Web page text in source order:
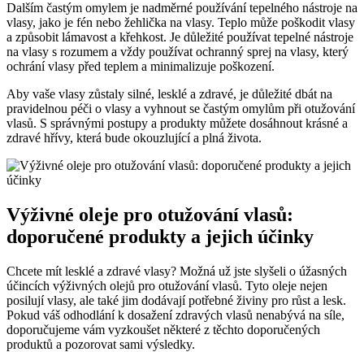
Dalším častým omylem je nadměrné používání tepelného nástroje na
vlasy, jako je fén nebo žehlička na vlasy. Teplo může poškodit vlasy
a způsobit lámavost a křehkost. Je důležité používat tepelné nástroje
na vlasy s rozumem a vždy používat ochranný sprej na vlasy, který
ochrání vlasy před teplem a minimalizuje poškození.
Aby vaše vlasy zůstaly silné, lesklé a zdravé, je důležité dbát na
pravidelnou péči o vlasy a vyhnout se častým omylům při otužování
vlasů. S správnými postupy a produkty můžete dosáhnout krásné a
zdravé hřívy, která bude okouzlující a plná života.
Výživné oleje pro otužování vlasů:
doporučené produkty a jejich účinky
Chcete mít lesklé a zdravé vlasy? Možná už jste slyšeli o úžasných
účincích výživných olejů pro otužování vlasů. Tyto oleje nejen
posilují vlasy, ale také jim dodávají potřebné živiny pro růst a lesk.
Pokud váš odhodlání k dosažení zdravých vlasů nenabývá na síle,
doporučujeme vám vyzkoušet některé z těchto doporučených
produktů a pozorovat sami výsledky.